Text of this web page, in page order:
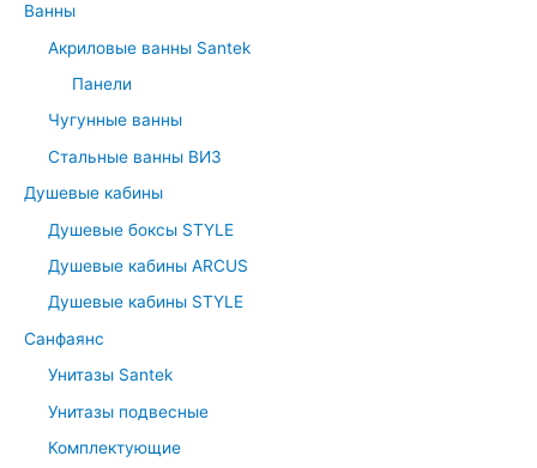
Ванны
Акриловые ванны Santek
Панели
Чугунные ванны
Стальные ванны ВИЗ
Душевые кабины
Душевые боксы STYLE
Душевые кабины ARCUS
Душевые кабины STYLE
Санфаянс
Унитазы Santek
Унитазы подвесные
Комплектующие